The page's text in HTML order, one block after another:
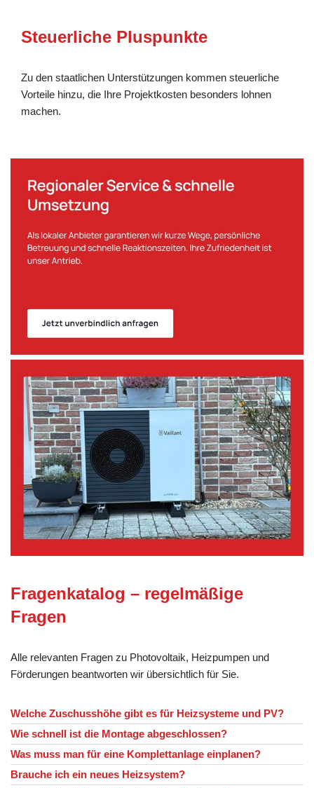
Steuerliche Pluspunkte
Zu den staatlichen Unterstützungen kommen steuerliche
Vorteile hinzu, die Ihre Projektkosten besonders lohnen
machen.
Fragenkatalog – regelmäßige
Fragen
Alle relevanten Fragen zu Photovoltaik, Heizpumpen und
Förderungen beantworten wir übersichtlich für Sie.
Welche Zuschusshöhe gibt es für Heizsysteme und PV?
Wie schnell ist die Montage abgeschlossen?
Was muss man für eine Komplettanlage einplanen?
Brauche ich ein neues Heizsystem?